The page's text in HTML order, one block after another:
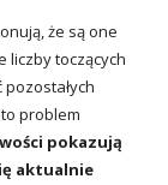
że są one
liczby toczących
problem
pokazują
aktualnie